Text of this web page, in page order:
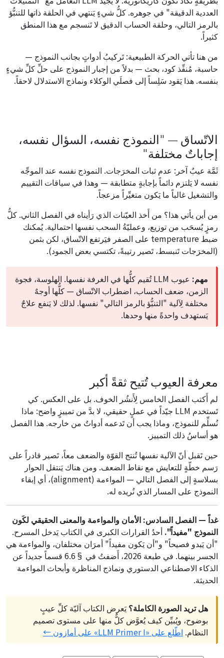
العددية الدقيقة" في جوهره. كلُّ شيءٍ يَنتهي في الحلقة ذاتها للتنبُّؤ
بالرمز التالي، وحلقة الحساب الدقيق لا تَنسجم مع هذا المنطق
كثيراً.
من هنا تأتي الحركة الطبيعية: تَركيبُ أدواتٍ بجانب النموذج —
حاسبة، مُنفِّذ كود، بحث — بدلاً من إجبار النموذج على حلِّ كلِّ شيءٍ
بنفسه. هذا يَقود سَلِساً إلى فصلَي الوكلاء ونماذج الاستدلال لاحقاً.
الاتّساق — "النموذج نفسه، السؤال نفسه،
إجاباتٌ مختلفة"
ثَمَّة عيبٌ آخر: عدم ثبات المخرَجات. النموذج نفسه عند الموجِّه
نفسه لا يَلتزم دائماً بإجابةٍ متطابقة — وهذا في سياقات التقييم
والتشغيل غالباً ما يَكون متغيِّراً مزعجاً.
من أين يأتي هذا؟ من أَخذ العيّنات الذي رَأيناه في الفصل الثاني. كلُّ
رمزٍ يُسحَب من توزيع، وعمليّةُ السحب نفسها احتمالية. يُمكنك
ضبط temperature على الصفر فيَرتفع الاتّساق، لكن بثمن
(المخرَجات تَنبسط، تَصير رتيبةً، تكتسي بعض الجمود).
مهم:
عيوب LLM تُقيم كلُّها في الغرفة نفسها. الهلوسة، فجوة
الزمن، ضعف الحساب، اضطراب الاتّساق — كلُّها أوجهٌ
مختلفة لِآلية "التنبُّؤ بالرمز التالي" نفسها. لذلك لا يَنفع علاجٌ
يَستهدف واحدةً منها وحدها.
معرفة العيوب تُتيح ثقةً أكبر
لم أَكتب الفصل الخامس لِأَنشُر الخوف. بل على العكس. كي
تَستخدم LLM جيّداً في عملٍ حقيقي، لا بدَّ من تمييزٍ واضح: ماذا
نُسلِّم للنموذج، وماذا يجب أن تَدعمه أدواتٌ من خارجه. هذا الفصل
هو أساسُ ذلك التمييز.
حين تَقبل أنّ الآلية نفسها تُنتج القوّة والضعف معاً، تَصير قادراً على
رَسم خطّةٍ للتعايش مع نقاط الضعف. ومن هناك يَنتقل الحوار
بسلاسةٍ إلى الفصل التالي — المواءمة (alignment)، أي إبقاء
النموذج على المسار الذي نُريده له.
غداً — الفصل السادس: الأمان والمواءمة والمعنى الحقيقي لكَون
النموذج "مفيداً". أحدُ القرارات الكبرى في الكتاب يَدخل المسرح.
"أن يَبدو فصيحاً" و"أن يَكون مفيداً" أمرَان مختلفان، والمواءمة هي
الجسر بينهما. في طبعة 2026، أَضفتُ في §6.6 قسماً جديداً عن
الذكاء الاصطناعي الدستوري ونماذج المناظرة وأبحاث المواءمة
الحديثة.
هل تريد الصورة الكاملة؟يَعرض الكتاب آليّة كلِّ عيبٍ
بوضوح، ويُبيِّن كيف يُعوَّض كلٌّ منها على مستوى تصميم
النظام. اطّلع على «LLM Primer I» على أمازون ←